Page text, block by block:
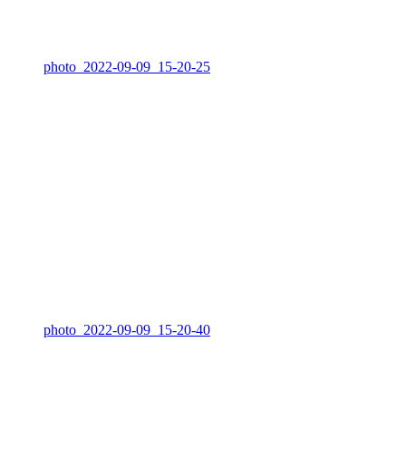
photo_2022-09-09_15-20-25
photo_2022-09-09_15-20-40